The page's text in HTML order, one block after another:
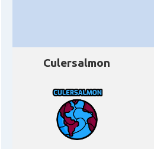
Culersalmon